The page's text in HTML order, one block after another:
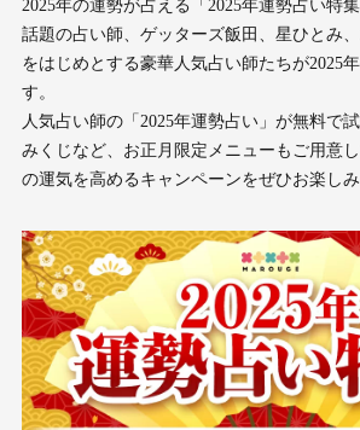
2025年の運勢が占える「2025年運勢占い特
話題の占い師、ゲッターズ飯田、星ひとみ
をはじめとする豪華人気占い師たちが2025
す。
人気占い師の「2025年運勢占い」が無料で
みくじなど、お正月限定メニューもご用意
の運気を高めるキャンペーンをぜひお楽しみ